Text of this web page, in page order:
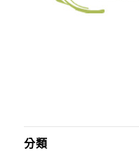
分類